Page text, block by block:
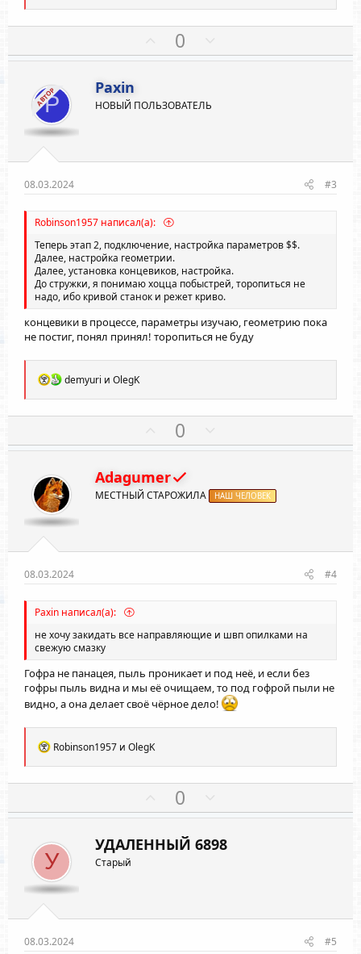
а
к
и
о
и
т
н
г
о
л
о
с
0
е
н
о
л
о
с
АВТОР
P
Paxin
НОВЫЙ ПОЛЬЗОВАТЕЛЬ
08.03.2024 #3
Robinson1957 написал(а):
Теперь этап 2, подключение, настройка параметров $$.
Далее, настройка геометрии.
Далее, установка концевиков, настройка.
До стружки, я понимаю хоцца побыстрей, торопиться не
надо, ибо кривой станок и режет криво.
концевики в процессе, параметры изучаю, геометрию пока
не постиг, понял принял! торопиться не буду
Р
а
к
и
demyuri и OlegK
о
и
т
н
о
о
с
0
е
а
т
н
о
о
с
Adagumer
МЕСТНЫЙ СТАРОЖИЛА НАШ ЧЕЛОВЕК
08.03.2024 #4
Paxin написал(а):
не хочу закидать все направляющие и швп опилками на
свежую смазку
Гофра не панацея, пыль проникает и под неё, и если без
гофры пыль видна и мы её очищаем, то под гофрой пыли не
видно, а она делает своё чёрное дело!
Р
а
к
и
Robinson1957 и OlegK
о
з
и
н
0
е
г
а
н
У
УДАЛЕННЫЙ 6898
Старый
08.03.2024 #5